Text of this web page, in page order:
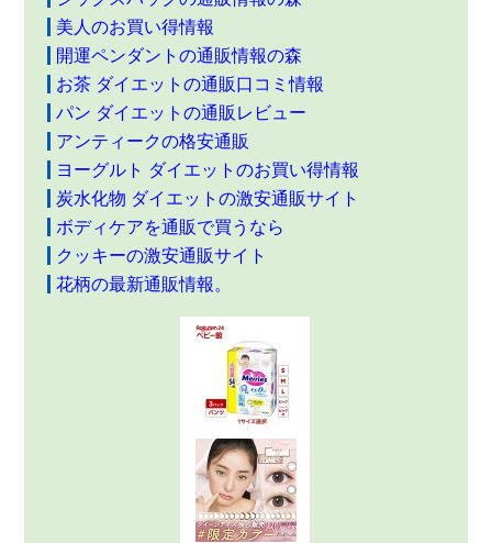
美人のお買い得情報
開運ペンダントの通販情報の森
お茶 ダイエットの通販口コミ情報
パン ダイエットの通販レビュー
アンティークの格安通販
ヨーグルト ダイエットのお買い得情報
炭水化物 ダイエットの激安通販サイト
ボディケアを通販で買うなら
クッキーの激安通販サイト
花柄の最新通販情報。